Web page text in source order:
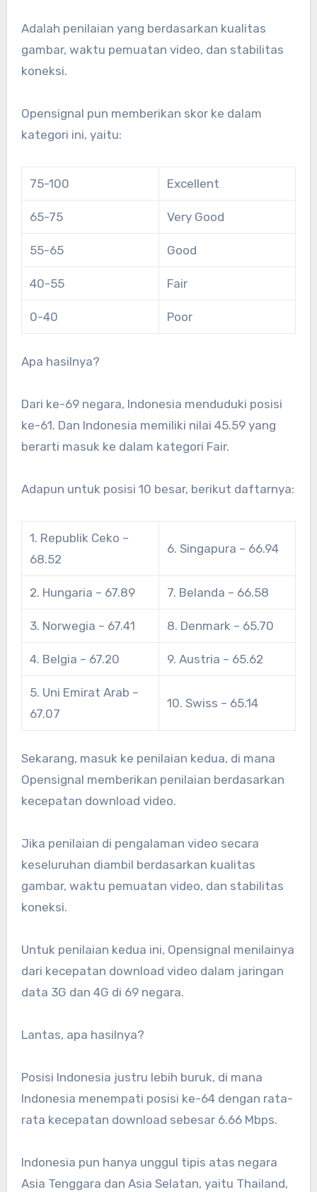
Adalah penilaian yang berdasarkan kualitas
gambar, waktu pemuatan video, dan stabilitas
koneksi.
Opensignal pun memberikan skor ke dalam
kategori ini, yaitu:
75-100 Excellent
65-75 Very Good
55-65 Good
40-55 Fair
0-40 Poor
Apa hasilnya?
Dari ke-69 negara, Indonesia menduduki posisi
ke-61. Dan Indonesia memiliki nilai 45.59 yang
berarti masuk ke dalam kategori Fair.
Adapun untuk posisi 10 besar, berikut daftarnya:
1. Republik Ceko –
68.52
6. Singapura – 66.94
2. Hungaria – 67.89 7. Belanda – 66.58
3. Norwegia – 67.41 8. Denmark – 65.70
4. Belgia – 67.20 9. Austria – 65.62
5. Uni Emirat Arab –
67.07
10. Swiss – 65.14
Sekarang, masuk ke penilaian kedua, di mana
Opensignal memberikan penilaian berdasarkan
kecepatan download video.
Jika penilaian di pengalaman video secara
keseluruhan diambil berdasarkan kualitas
gambar, waktu pemuatan video, dan stabilitas
koneksi.
Untuk penilaian kedua ini, Opensignal menilainya
dari kecepatan download video dalam jaringan
data 3G dan 4G di 69 negara.
Lantas, apa hasilnya?
Posisi Indonesia justru lebih buruk, di mana
Indonesia menempati posisi ke-64 dengan rata-
rata kecepatan download sebesar 6.66 Mbps.
Indonesia pun hanya unggul tipis atas negara
Asia Tenggara dan Asia Selatan, yaitu Thailand,